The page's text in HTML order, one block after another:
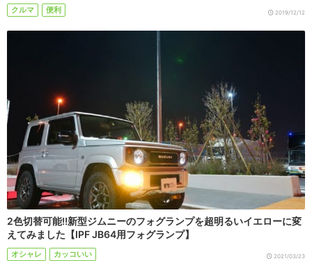
クルマ 便利 2019/12/12
2色切替可能!!新型ジムニーのフォグランプを超明るいイエローに変
えてみました【IPF JB64用フォグランプ】
オシャレ カッコいい 2021/03/23